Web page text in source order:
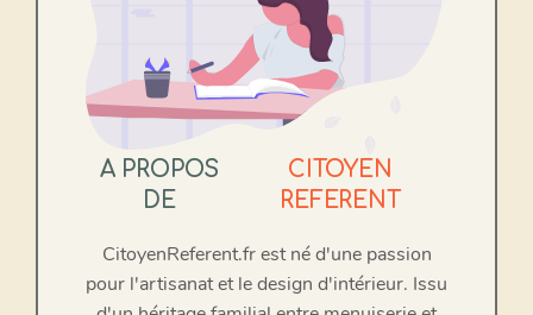
A PROPOS
DE
CITOYEN
REFERENT
CitoyenReferent.fr est né d'une passion
pour l'artisanat et le design d'intérieur. Issu